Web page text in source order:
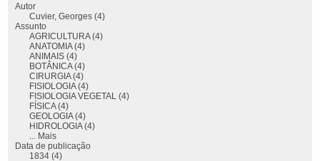
Autor
Cuvier, Georges (4)
Assunto
AGRICULTURA (4)
ANATOMIA (4)
ANIMAIS (4)
BOTÂNICA (4)
CIRURGIA (4)
FISIOLOGIA (4)
FISIOLOGIA VEGETAL (4)
FÍSICA (4)
GEOLOGIA (4)
HIDROLOGIA (4)
... Mais
Data de publicação
1834 (4)